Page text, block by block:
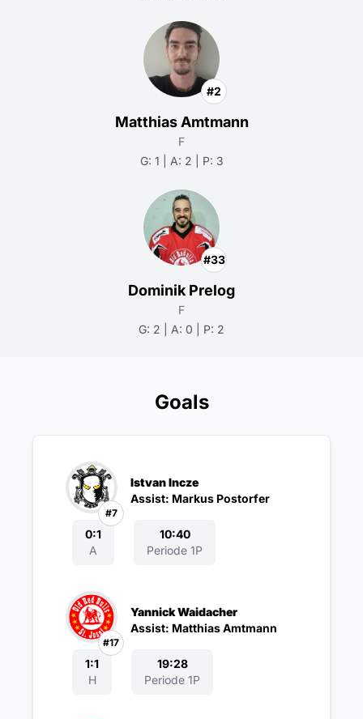
#2
Matthias Amtmann
F
G: 1 | A: 2 | P: 3
#33
Dominik Prelog
F
G: 2 | A: 0 | P: 2
Goals
#7
Istvan Incze
Assist: Markus Postorfer
0:1
A
10:40
Periode 1P
#17
Yannick Waidacher
Assist: Matthias Amtmann
1:1
H
19:28
Periode 1P